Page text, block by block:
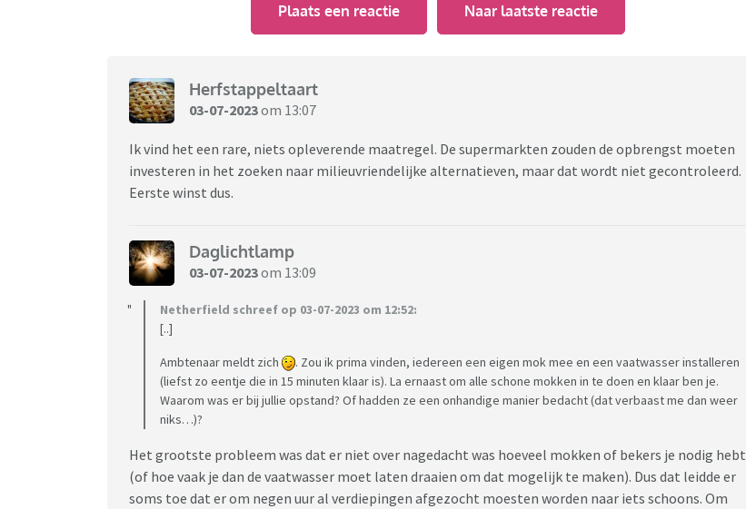
Plaats een reactie Naar laatste reactie
Herfstappeltaart
03-07-2023om 13:07
Ik vind het een rare, niets opleverende maatregel. De supermarkten zouden de opbrengst moeten
investeren in het zoeken naar milieuvriendelijke alternatieven, maar dat wordt niet gecontroleerd.
Eerste winst dus.
Daglichtlamp
03-07-2023om 13:09
Netherfield schreef op 03-07-2023 om 12:52:
[..]
Ambtenaar meldt zich
. Zou ik prima vinden, iedereen een eigen mok mee en een vaatwasser installeren
(liefst zo eentje die in 15 minuten klaar is). La ernaast om alle schone mokken in te doen en klaar ben je.
Waarom was er bij jullie opstand? Of hadden ze een onhandige manier bedacht (dat verbaast me dan weer
niks…)?
Het grootste probleem was dat er niet over nagedacht was hoeveel mokken of bekers je nodig hebt
(of hoe vaak je dan de vaatwasser moet laten draaien om dat mogelijk te maken). Dus dat leidde er
soms toe dat er om negen uur al verdiepingen afgezocht moesten worden naar iets schoons. Om